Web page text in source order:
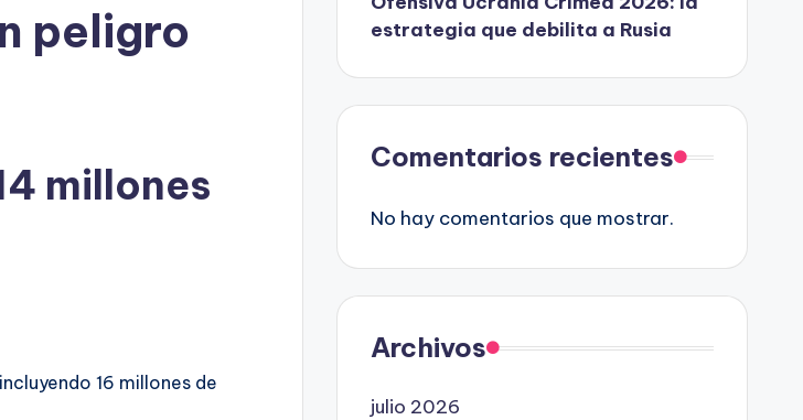
peligro
millones
16 millones de
estrategia que debilita a Rusia
Comentarios recientes
No hay comentarios que mostrar.
Archivos
julio 2026